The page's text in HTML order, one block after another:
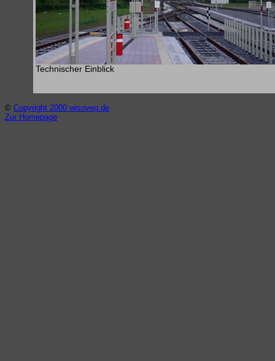
Technischer Einblick
© Copyright 2000 wisoveg.de
Zur Homepage